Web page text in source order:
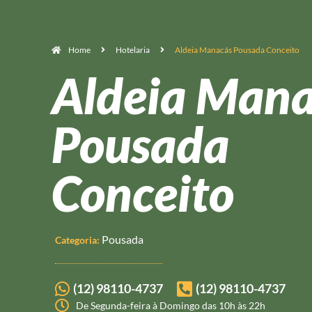
Home Hotelaria Aldeia Manacás Pousada Conceito
Aldeia
Pousada
Conceito
Categoria: Pousada
(12) 98110-4737 (12) 98110-4737
De Segunda-feira à Domingo das 10h às 22h